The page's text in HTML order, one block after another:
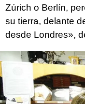
Zúrich o Berlín,
su tierra, delante
desde Londres»,